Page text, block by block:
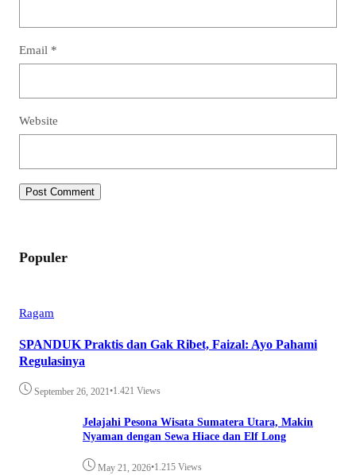
Email *
Website
Populer
Ragam
SPANDUK Praktis dan Gak Ribet, Faizal: Ayo Pahami
Regulasinya
September 26, 2021•1.421 Views
Jelajahi Pesona Wisata Sumatera Utara, Makin
Nyaman dengan Sewa Hiace dan Elf Long
May 21, 2026•1.215 Views